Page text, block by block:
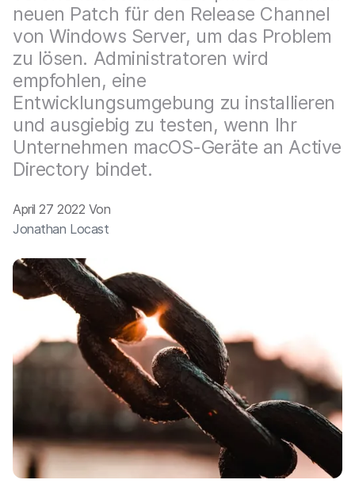
u
p
i
n
h
a
l
t
e
n
neuen Patch für den Release Channel
von Windows Server, um das Problem
zu lösen. Administratoren wird
empfohlen, eine
Entwicklungsumgebung zu installieren
und ausgiebig zu testen, wenn Ihr
Unternehmen macOS-Geräte an Active
Directory bindet.
April 27 2022 Von
Jonathan Locast